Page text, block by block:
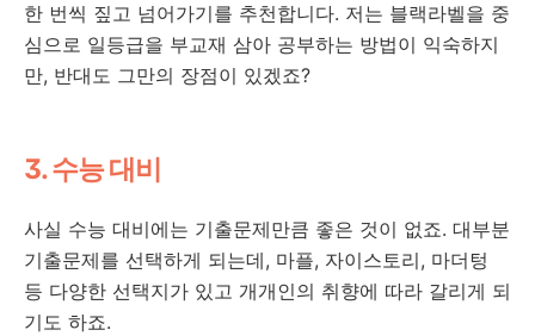
한 번씩 짚고 넘어가기를 추천합니다. 저는 블랙라벨을 중
심으로 일등급을 부교재 삼아 공부하는 방법이 익숙하지
만, 반대도 그만의 장점이 있겠죠?
3. 수능 대비
사실 수능 대비에는 기출문제만큼 좋은 것이 없죠. 대부분
기출문제를 선택하게 되는데, 마플, 자이스토리, 마더텅
등 다양한 선택지가 있고 개개인의 취향에 따라 갈리게 되
기도 하죠.